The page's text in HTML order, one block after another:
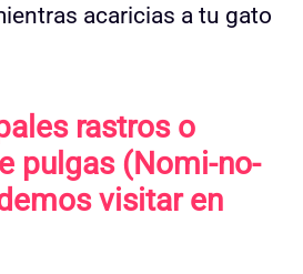
acaricias a tu gato
rastros o
pulgas (Nomi-no-
visitar en